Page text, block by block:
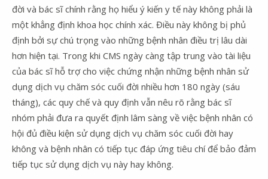
đời và bác sĩ chính rằng họ hiểu ý kiến y tế này không phải là
một khẳng định khoa học chính xác. Điều này không bị phủ
định bởi sự chú trọng vào những bệnh nhân điều trị lâu dài
hơn hiện tại. Trong khi CMS ngày càng tập trung vào tài liệu
của bác sĩ hỗ trợ cho việc chứng nhận những bệnh nhân sử
dụng dịch vụ chăm sóc cuối đời nhiều hơn 180 ngày (sáu
tháng), các quy chế và quy định vẫn nêu rõ rằng bác sĩ
nhóm phải đưa ra quyết định lâm sàng về việc bệnh nhân có
hội đủ điều kiện sử dụng dịch vụ chăm sóc cuối đời hay
không và bệnh nhân có tiếp tục đáp ứng tiêu chí để bảo đảm
tiếp tục sử dụng dịch vụ này hay không.